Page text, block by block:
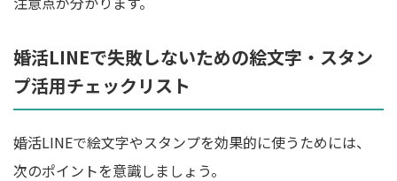
婚活LINEで失敗しないための絵文字・スタン
プ活用チェックリスト
婚活LINEで絵文字やスタンプを効果的に使うためには、
次のポイントを意識しましょう。